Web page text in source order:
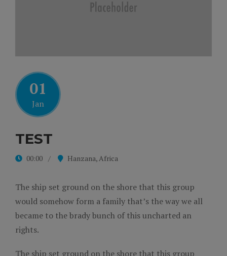
01
Jan
TEST
00:00 Hanzana, Africa
The ship set ground on the shore that this group
would somehow form a family that’s the way we all
became to the brady bunch of this uncharted an
rights.
The ship set ground on the shore that this group